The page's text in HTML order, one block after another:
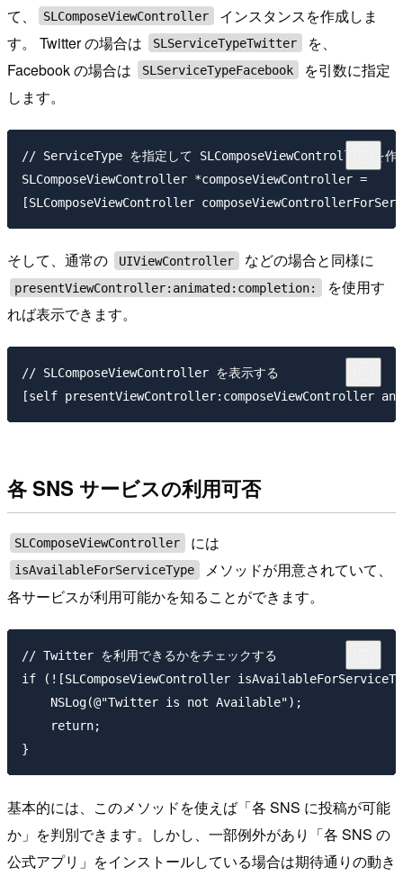
て、
SLComposeViewController
インスタンスを作成しま
す。 Twitter の場合は
SLServiceTypeTwitter
を、
Facebook の場合は
SLServiceTypeFacebook
を引数に指定
します。
// ServiceType を指定して SLComposeViewController を作
SLComposeViewController *composeViewController =
そして、通常の UIViewController などの場合と同様に
presentViewController:animated:completion:
を使用す
れば表示できます。
// SLComposeViewController を表示する
各 SNS サービスの利用可否
SLComposeViewController には
isAvailableForServiceType
メソッドが用意されていて、
各サービスが利用可能かを知ることができます。
// Twitter を利用できるかをチェックする
if (![SLComposeViewController
    NSLog(@"Twitter is not Available");
    return;
基本的には、このメソッドを使えば「各 SNS に投稿が可能
か」を判別できます。しかし、一部例外があり「各 SNS の
公式アプリ」をインストールしている場合は期待通りの動き